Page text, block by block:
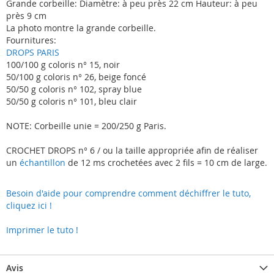
Grande corbeille: Diamètre: à peu près 22 cm Hauteur: à peu
près 9 cm
La photo montre la grande corbeille.
Fournitures:
DROPS PARIS
100/100 g coloris n° 15, noir
50/100 g coloris n° 26, beige foncé
50/50 g coloris n° 102, spray blue
50/50 g coloris n° 101, bleu clair
NOTE: Corbeille unie = 200/250 g Paris.
CROCHET DROPS n° 6 / ou la taille appropriée afin de réaliser
un échantillon de 12 ms crochetées avec 2 fils = 10 cm de large.
Besoin d'aide pour comprendre comment déchiffrer le tuto,
cliquez ici !
Imprimer le tuto !
Avis